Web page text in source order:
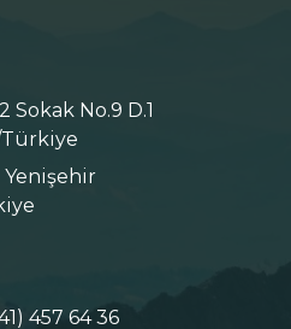
Sokak No.9 D.1
Türkiye
Yenişehir
457 64 36